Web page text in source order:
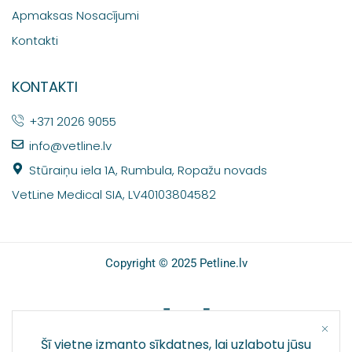
Šī vietne izmanto sīkdatnes, lai uzlabotu jūsu
Apmaksas Nosacījumi
Kontakti
KONTAKTI
+371 2026 9055
info@vetline.lv
Stūraiņu iela 1A, Rumbula, Ropažu novads
VetLine Medical SIA, LV40103804582
Copyright © 2025 Petline.lv
SOCIĀLIE TĪKLI